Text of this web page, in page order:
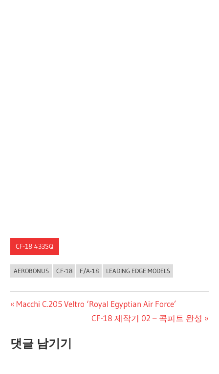
CF-18 433SQ
AEROBONUS CF-18 F/A-18 LEADING EDGE MODELS
글
색
Previous
Macchi C.205 Veltro ‘Royal Egyptian Air Force’
Next
CF-18 제작기 02 – 콕피트 완성
댓글 남기기